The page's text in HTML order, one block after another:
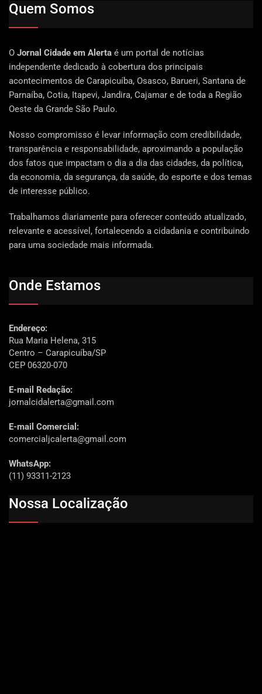
Quem Somos
O Jornal Cidade em Alerta é um portal de notícias
independente dedicado à cobertura dos principais
acontecimentos de Carapicuíba, Osasco, Barueri, Santana de
Parnaíba, Cotia, Itapevi, Jandira, Cajamar e de toda a Região
Oeste da Grande São Paulo.
Nosso compromisso é levar informação com credibilidade,
transparência e responsabilidade, aproximando a população
dos fatos que impactam o dia a dia das cidades, da política,
da economia, da segurança, da saúde, do esporte e dos temas
de interesse público.
Trabalhamos diariamente para oferecer conteúdo atualizado,
relevante e acessível, fortalecendo a cidadania e contribuindo
para uma sociedade mais informada.
Onde Estamos
Endereço:
Rua Maria Helena, 315
Centro – Carapicuíba/SP
CEP 06320-070
E-mail Redação:
jornalcidalerta@gmail.com
E-mail Comercial:
comercialjcalerta@gmail.com
WhatsApp:
(11) 93311-2123
Nossa Localização